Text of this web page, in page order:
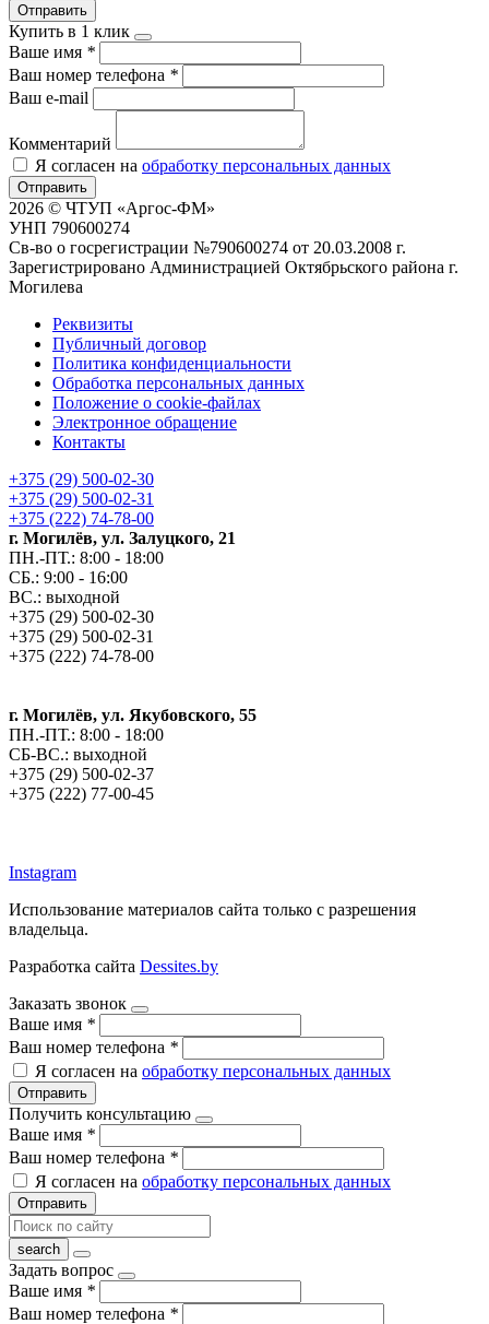
Отправить
Купить в 1 клик
Ваше имя *
Ваш номер телефона *
Ваш e-mail
Комментарий
Я согласен на обработку персональных данных
Отправить
2026 © ЧТУП «Аргос-ФМ»
УНП 790600274
Св-во о госрегистрации №790600274 от 20.03.2008 г.
Зарегистрировано Администрацией Октябрьского района г.
Могилева
Реквизиты
Публичный договор
Политика конфиденциальности
Обработка персональных данных
Положение о cookie-файлах
Электронное обращение
Контакты
+375 (29) 500-02-30
+375 (29) 500-02-31
+375 (222) 74-78-00
г. Могилёв, ул. Залуцкого, 21
ПН.-ПТ.: 8:00 - 18:00
СБ.: 9:00 - 16:00
ВС.: выходной
+375 (29) 500-02-30
+375 (29) 500-02-31
+375 (222) 74-78-00
г. Могилёв, ул. Якубовского, 55
ПН.-ПТ.: 8:00 - 18:00
СБ-ВС.: выходной
+375 (29) 500-02-37
+375 (222) 77-00-45
Instagram
Использование материалов сайта только с разрешения
владельца.
Разработка сайта Dessites.by
Заказать звонок
Ваше имя *
Ваш номер телефона *
Я согласен на обработку персональных данных
Отправить
Получить консультацию
Ваше имя *
Ваш номер телефона *
Я согласен на обработку персональных данных
Отправить
Задать вопрос
Ваше имя *
Ваш номер телефона *